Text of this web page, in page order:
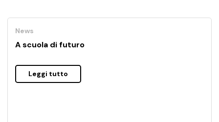
News
A scuola di futuro
Leggi tutto